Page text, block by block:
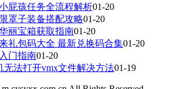
屁孩任务全流程解析01-20
罩子装备搭配攻略01-20
丽宝箱获取指南01-20
礼包码大全 最新兑换码合集01-20
门指南01-20
无法打开vmx文件解决方法01-19